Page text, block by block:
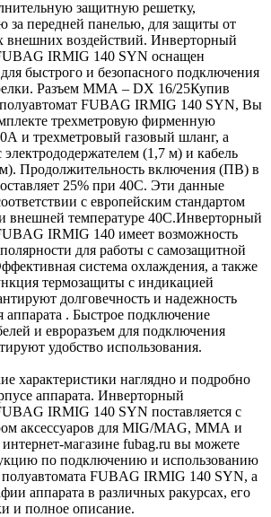
защитную решетку,
за передней панелью, для защиты от
внешних воздействий. Инверторный
IRMIG 140 SYN оснащен
быстрого и безопасного подключения
Разъем ММА – DX 16/25Купив
FUBAG IRMIG 140 SYN, Вы
трехметровую фирменную
и трехметровый газовый шланг, а
электрододержателем (1,7 м) и кабель
м). Продолжительность включения (ПВ) в
25% при 40С. Эти данные
с европейским стандартом
внешней температуре 40С.Инверторный
IRMIG 140 имеет возможность
для работы с самозащитной
система охлаждения, а также
термозащиты с индикацией
долговечность и надежность
аппарата . Быстрое подключение
и евроразъем для подключения
удобство использования.
характеристики наглядно и подробно
аппарата. Инверторный
IRMIG 140 SYN поставляется с
аксессуаров для MIG/MAG, ММА и
магазине fubag.ru вы можете
по подключению и использованию
полуавтомата FUBAG IRMIG 140 SYN, а
аппарата в различных ракурсах, его
и полное описание.